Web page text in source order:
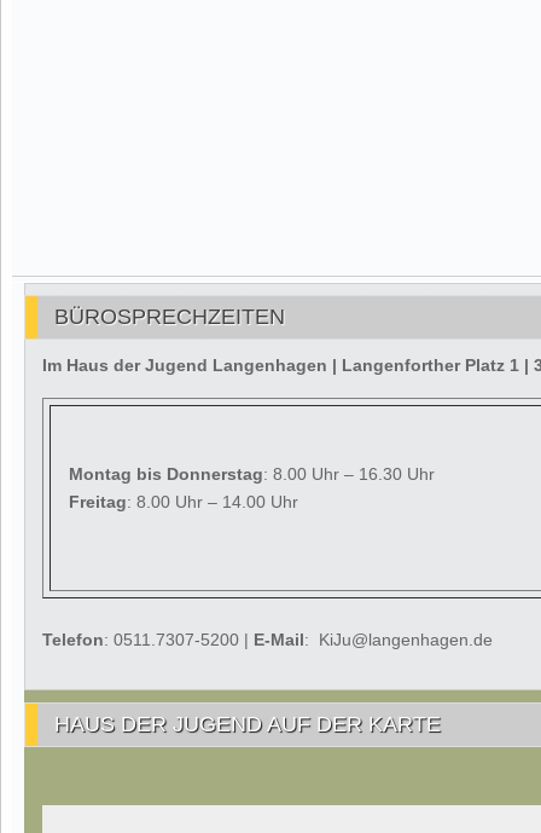
BÜROSPRECHZEITEN
Im Haus der Jugend Langenhagen | Langenforther Platz 1 |
Montag bis Donnerstag: 8.00 Uhr – 16.30 Uhr
Freitag: 8.00 Uhr – 14.00 Uhr
Telefon: 0511.7307-5200 | E-Mail: KiJu@langenhagen.de
HAUS DER JUGEND AUF DER KARTE